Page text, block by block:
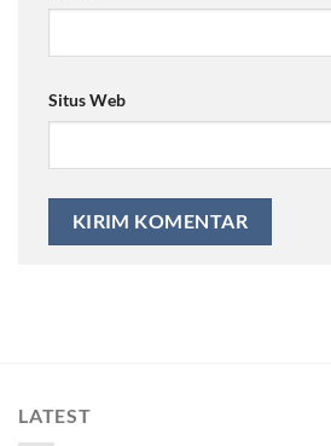
Situs Web
LATEST